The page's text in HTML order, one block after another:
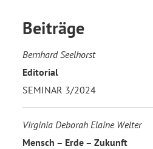
Beiträge
Bernhard Seelhorst
Editorial
SEMINAR 3/2024
Virginia Deborah Elaine Welter
Mensch – Erde – Zukunft